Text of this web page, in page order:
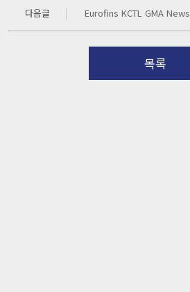
다음글 Eurofins KCTL GMA
목록